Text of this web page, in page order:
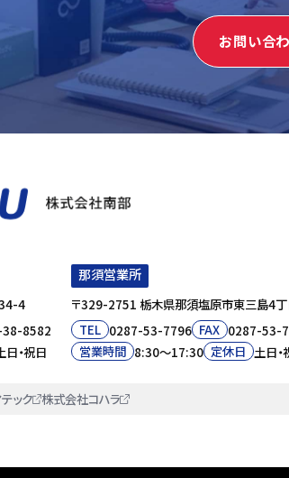
お問い合
4
8582
日・祝日
那須営業所
〒329-2751 栃木県那須塩原市東三島4
TEL 0287-53-7796 FAX 0287-53-
営業時間 8:30〜17:30 定休日 土日・
ック 株式会社コハラ